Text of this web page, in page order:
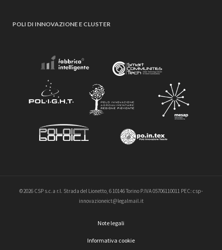
POLI DI INNOVAZIONE E CLUSTER
©2026 CSP s.c.a r.l. Strada del Lionetto, 6 10146 Torino P.IVA 05706110011 PEC: csp-
innovazioneict@legalmail.it
Note legali
Informativa cookie